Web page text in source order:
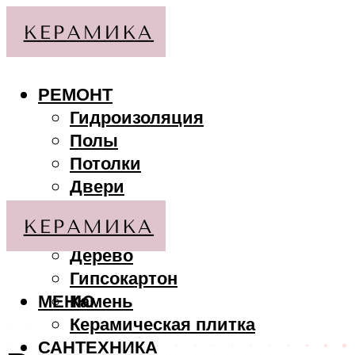
РЕМОНТ
Гидроизоляция
Полы
Потолки
Двери
МАТЕРИАЛЫ
Дерево
Гипсокартон
Камень
Керамическая плитка
САНТЕХНИКА
МЕНЮ